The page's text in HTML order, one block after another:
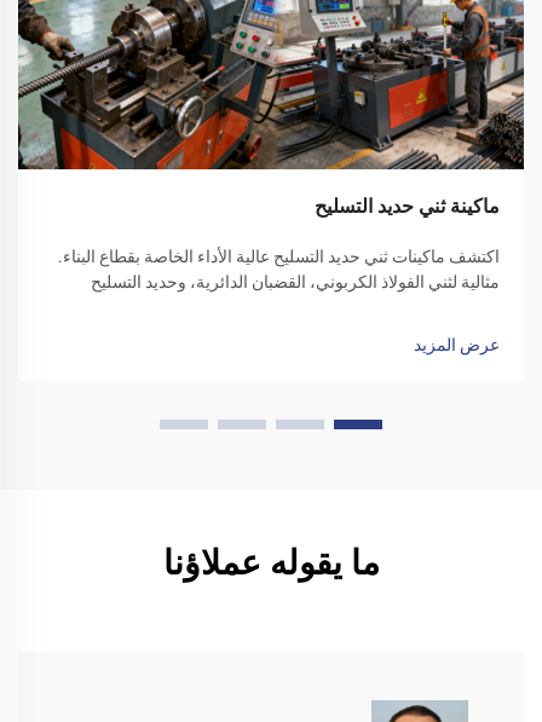
ماكينة ثني حديد التسليح
اكتشف ماكينات ثني حديد التسليح عالية الأداء الخاصة بقطاع البناء.
مثالية لثني الفولاذ الكربوني، القضبان الدائرية، وحديد التسليح
عرض المزيد
ما يقوله عملاؤنا